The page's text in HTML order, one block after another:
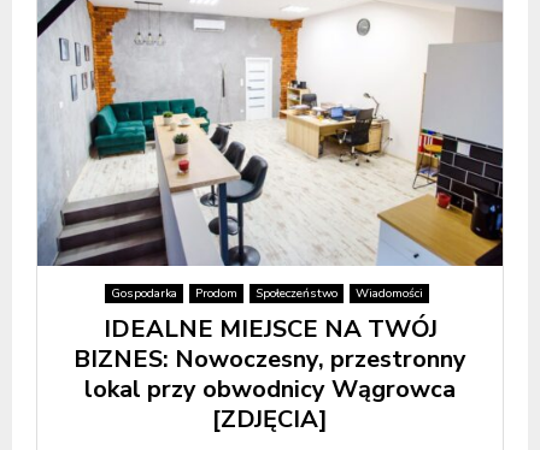
Gospodarka Prodom Społeczeństwo Wiadomości
IDEALNE MIEJSCE NA TWÓJ
BIZNES: Nowoczesny, przestronny
lokal przy obwodnicy Wągrowca
[ZDJĘCIA]